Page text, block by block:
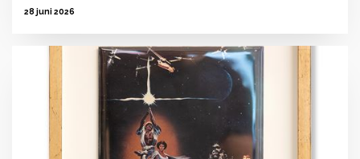
28 juni 2026